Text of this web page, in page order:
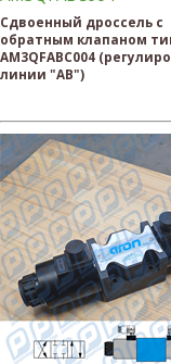
Сдвоенный дроссель с
обратным клапаном
AM3QFABC004
линии "AB")